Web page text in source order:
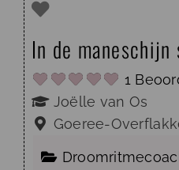
In de maneschijn
1
Joëlle van Os
Goeree-